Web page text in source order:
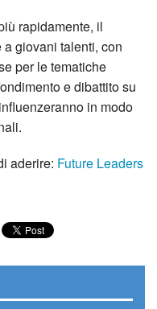
rapidamente, il
a giovani talenti, con
per le tematiche
e dibattito su
in modo
aderire: Future Leaders